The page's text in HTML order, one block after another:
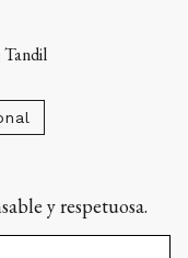
Tandil
y respetuosa.